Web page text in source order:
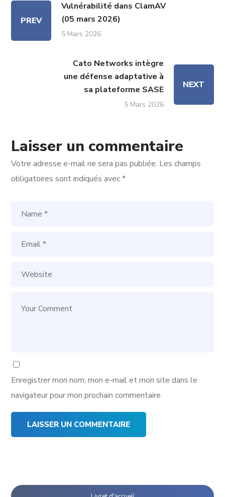
PREV
Vulnérabilité dans ClamAV
(05 mars 2026)
5 Mars 2026
Cato Networks intègre
une défense adaptative à
sa plateforme SASE
5 Mars 2026
NEXT
Laisser un commentaire
Votre adresse e-mail ne sera pas publiée. Les champs
obligatoires sont indiqués avec*
Enregistrer mon nom, mon e-mail et mon site dans le
navigateur pour mon prochain commentaire.